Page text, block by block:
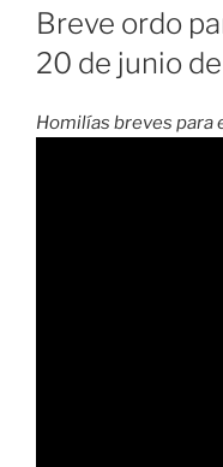
EL
Breve ordo
20 de junio
Homilías breves para